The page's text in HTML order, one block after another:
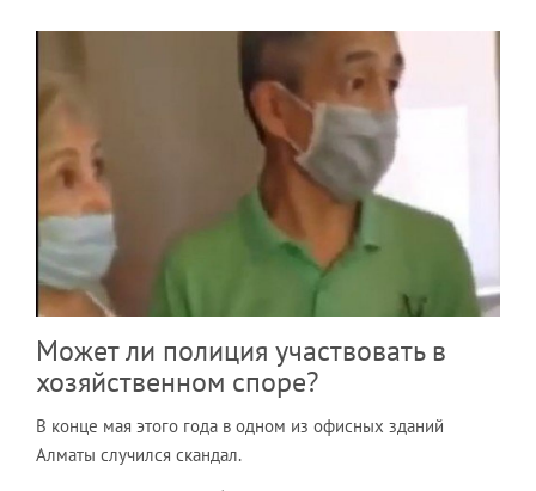
Может ли полиция участвовать в
хозяйственном споре?
В конце мая этого года в одном из офисных зданий
Алматы случился скандал.